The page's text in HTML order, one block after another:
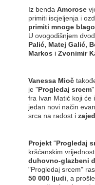
Iz benda Amorose
primiti iscjeljenja i
primiti mnoge
U ovogodišnjem
Palić, Matej Galić,
Markos i Zvonimir
Vanessa Mioč
je "Progledaj srcem"
fra Ivan Matić koji će
jedan novi način
srca na radost i
Projekt “Progledaj
kršćanskim
duhovno-glazbeni
"Progledaj srcem"
50 000 ljudi , a